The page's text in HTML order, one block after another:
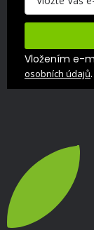
Vložením e-
osobních údajů.